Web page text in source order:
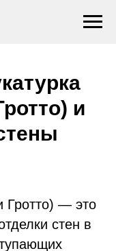
и
Гротто) — это
стен в